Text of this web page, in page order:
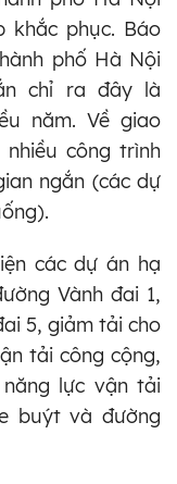
phục. Báo
phố Hà Nội
chỉ ra đây là
năm. Về giao
công trình
ngắn (các dự
các dự án hạ
Vành đai 1,
5, giảm tải cho
tải công cộng,
lực vận tải
buýt và đường